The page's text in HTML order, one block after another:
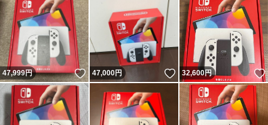
47,999円 いいね！
47,000円 いいね！
32,600円